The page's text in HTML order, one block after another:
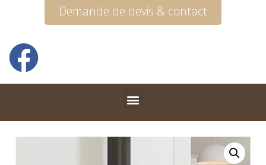
Demande de devis & contact